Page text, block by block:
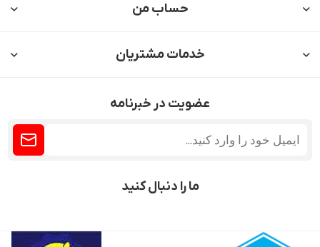
حساب من
خدمات مشتریان
عضویت در خبرنامه
ما را دنبال کنید